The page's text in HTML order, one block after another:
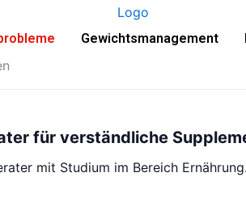
Gewichtsmanagement
für verständliche
mit Studium im Bereich